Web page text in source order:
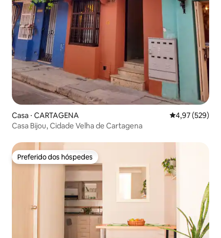
Casa ⋅ CARTAGENA 4,97 de uma
4,97 (529)
Casa Bijou, Cidade Velha de Cartagena
Preferido dos hóspedes
Preferido dos hóspedes